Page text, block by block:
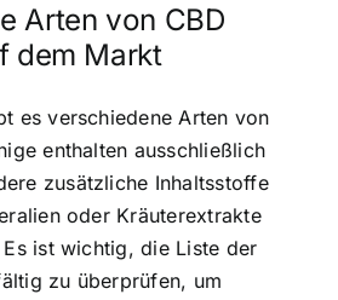
Arten von CBD
dem Markt
es verschiedene Arten von
enthalten ausschließlich
zusätzliche Inhaltsstoffe
oder Kräuterextrakte
ist wichtig, die Liste der
zu überprüfen, um